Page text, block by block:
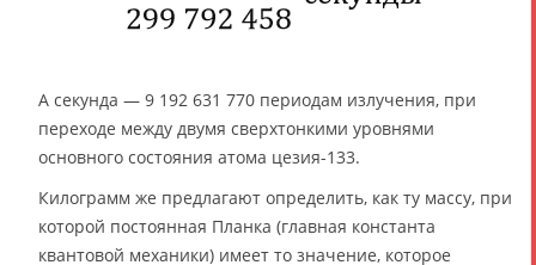
А секунда — 9 192 631 770 периодам излучения, при
переходе между двумя сверхтонкими уровнями
основного состояния атома цезия-133.
Килограмм же предлагают определить, как ту массу, при
которой постоянная Планка (главная константа
квантовой механики) имеет то значение, которое